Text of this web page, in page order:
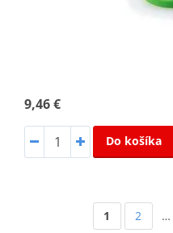
9,46 €
Do košíka
1 2 …